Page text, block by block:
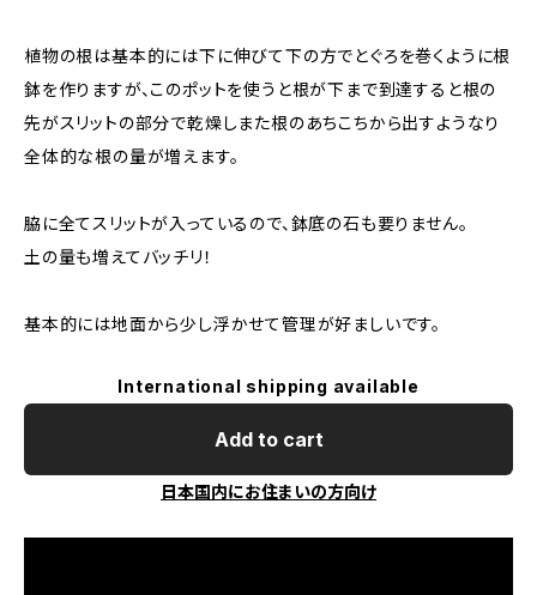
植物の根は基本的には下に伸びて下の方でとぐろを巻くように根
鉢を作りますが、このポットを使うと根が下まで到達すると根の
先がスリットの部分で乾燥しまた根のあちこちから出すようなり
全体的な根の量が増えます。
脇に全てスリットが入っているので、鉢底の石も要りません。
土の量も増えてバッチリ！
基本的には地面から少し浮かせて管理が好ましいです。
International shipping available
Add to cart
日本国内にお住まいの方向け